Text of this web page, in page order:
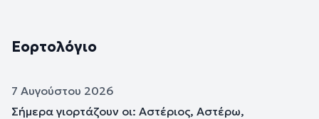
Εορτολόγιο
7 Αυγούστου 2026
Σήμερα γιορτάζουν οι: Αστέριος, Αστέρω,